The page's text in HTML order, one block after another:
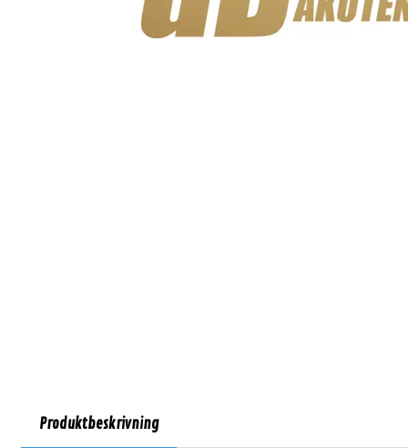
RVY2M Vega Y adapter
Produktbeskrivning